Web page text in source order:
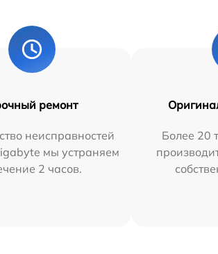
ремонт
неисправностей
мы устраняем
2 часов.
Более 20